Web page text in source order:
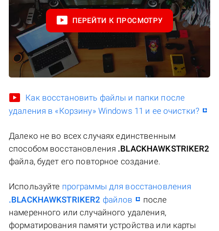
ПЕРЕЙТИ К ПРОСМОТРУ
Как восстановить файлы и папки после
удаления в «Корзину» Windows 11 и ее очистки?
Далеко не во всех случаях единственным
способом восстановления .BLACKHAWKSTRIKER2
файла, будет его повторное создание.
Используйте программы для восстановления
.BLACKHAWKSTRIKER2 файлов
после
намеренного или случайного удаления,
форматирования памяти устройства или карты